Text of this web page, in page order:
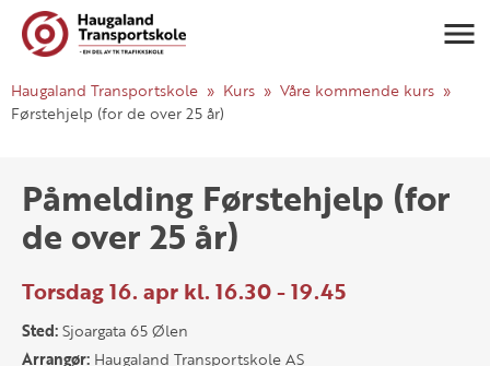
Haugaland Transportskole Kurs
Våre kommende kurs
Førstehjelp (for de over 25 år)
Påmelding Førstehjelp (for
de over 25 år)
Torsdag 16. apr kl. 16.30 - 19.45
Sted:Sjoargata 65 Ølen
Arrangør: Haugaland Transportskole AS